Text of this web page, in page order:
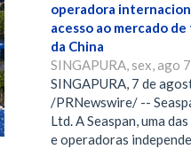
operadora
acesso ao mercado
da China
SINGAPURA, sex, ago
SINGAPURA, 7 de
/PRNewswire/ --
Ltd. A Seaspan, uma
e operadoras